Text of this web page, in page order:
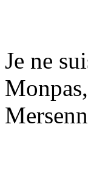
Je ne